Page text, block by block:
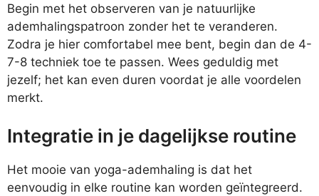
Begin met het observeren van je natuurlijke
ademhalingspatroon zonder het te veranderen.
Zodra je hier comfortabel mee bent, begin dan de 4-
7-8 techniek toe te passen. Wees geduldig met
jezelf; het kan even duren voordat je alle voordelen
merkt.
Integratie in je dagelijkse routine
Het mooie van yoga-ademhaling is dat het
eenvoudig in elke routine kan worden geïntegreerd.